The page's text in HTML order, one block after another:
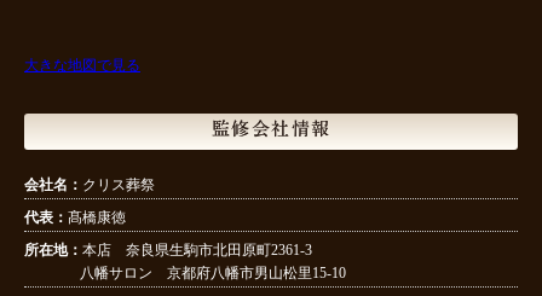
大きな地図で見る
監修会社情報
会社名： クリス葬祭
代表： 髙橋康徳
所在地： 本店 奈良県生駒市北田原町2361-3
八幡サロン 京都府八幡市男山松里15-10